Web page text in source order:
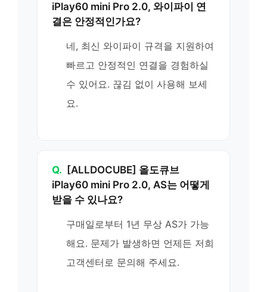
iPlay60 mini Pro 2.0, 와이파이 연
결은 안정적인가요?
네, 최신 와이파이 규격을 지원하여
빠르고 안정적인 연결을 경험하실
수 있어요. 끊김 없이 사용해 보세
요.
Q. [ALLDOCUBE] 올도큐브
iPlay60 mini Pro 2.0, AS는 어떻게
받을 수 있나요?
구매일로부터 1년 무상 AS가 가능
해요. 문제가 발생하면 언제든 저희
고객센터로 문의해 주세요.